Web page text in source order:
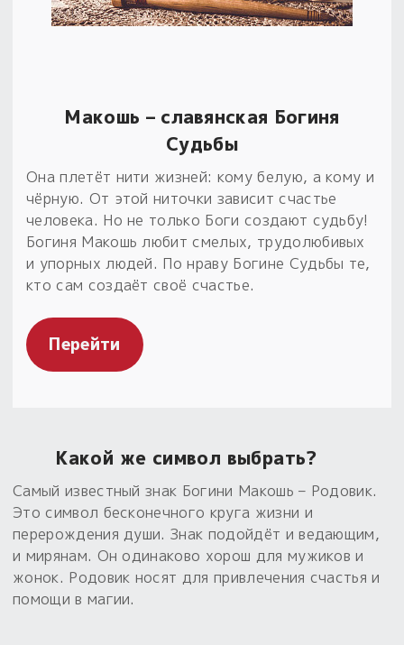
Обрядовые предметы
Сундучок
Об авторе и издательстве
Гадание он-лайн
30 вариантов раскладов по системе Рез Рода:
Предметы
Расходные материалы
С чего начать?
Новые книги
в лавке!
«Резы Рода. Нежиты» и «Резы
Рода.Духи-Хозяева» с колодами
толковники со значениями, раскладами,
толкованиями колод
Узнать
большое обновление
Новинки
Товары недели
Безоплатная доставка
Макошь – славянская Богиня
Судьбы
Она плетёт нити жизней: кому белую, а кому и
чёрную. От этой ниточки зависит счастье
человека. Но не только Боги создают судьбу!
Богиня Макошь любит смелых, трудолюбивых
и упорных людей. По нраву Богине Судьбы те,
кто сам создаёт своё счастье.
Перейти
Какой же символ выбрать?
Самый известный знак Богини Макошь – Родовик.
Это символ бесконечного круга жизни и
перерождения души. Знак подойдёт и ведающим,
и мирянам. Он одинаково хорош для мужиков и
жонок. Родовик носят для привлечения счастья и
помощи в магии.